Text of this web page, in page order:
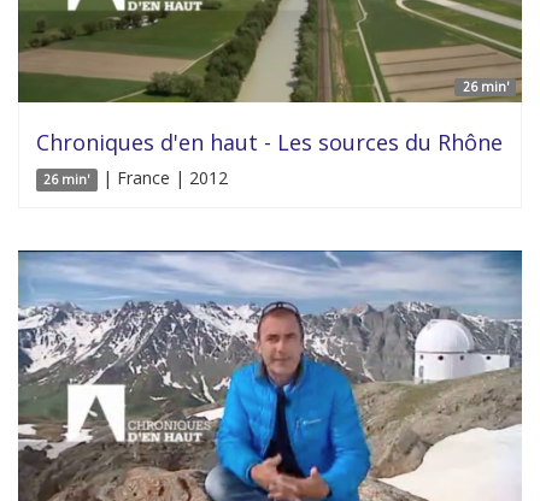
26 min'
Chroniques d'en haut - Les sources du Rhône
26 min' | France | 2012